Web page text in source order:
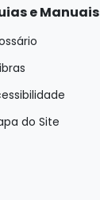
e Manuais
do Site